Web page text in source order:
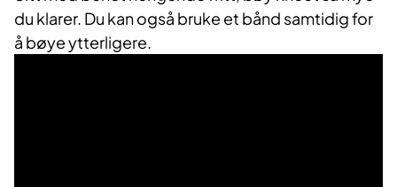
du klarer. Du kan også bruke et bånd samtidig for
å bøye ytterligere.